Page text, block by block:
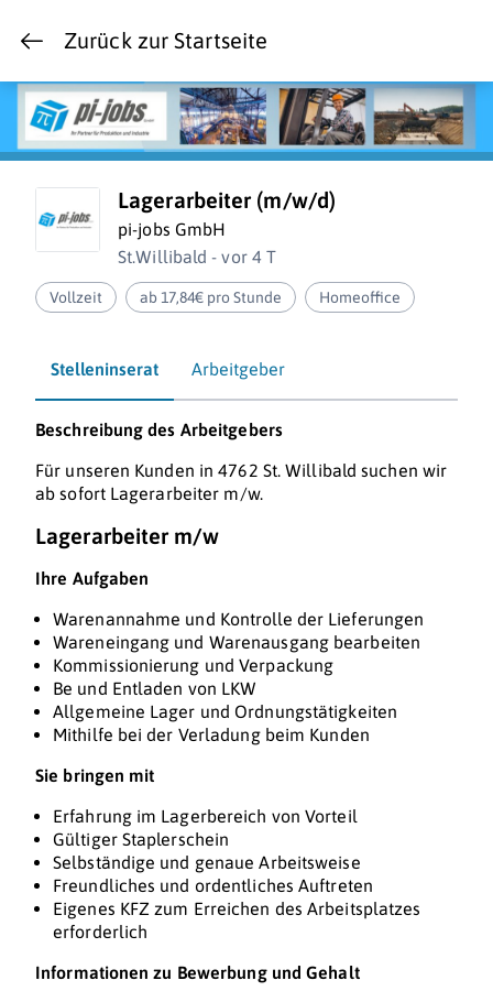
Zurück zur Startseite
Lagerarbeiter (m/w/d)
pi-jobs GmbH
St.Willibald - vor 4 T
Vollzeit ab 17,84€ pro Stunde Homeoffice
Stelleninserat Arbeitgeber
Beschreibung des Arbeitgebers
Für unseren Kunden in 4762 St. Willibald suchen wir
ab sofort Lagerarbeiter m/w.
Lagerarbeiter m/w
Ihre Aufgaben
Warenannahme und Kontrolle der Lieferungen
Wareneingang und Warenausgang bearbeiten
Kommissionierung und Verpackung
Be und Entladen von LKW
Allgemeine Lager und Ordnungstätigkeiten
Mithilfe bei der Verladung beim Kunden
Sie bringen mit
Erfahrung im Lagerbereich von Vorteil
Gültiger Staplerschein
Selbständige und genaue Arbeitsweise
Freundliches und ordentliches Auftreten
Eigenes KFZ zum Erreichen des Arbeitsplatzes
erforderlich
Informationen zu Bewerbung und Gehalt